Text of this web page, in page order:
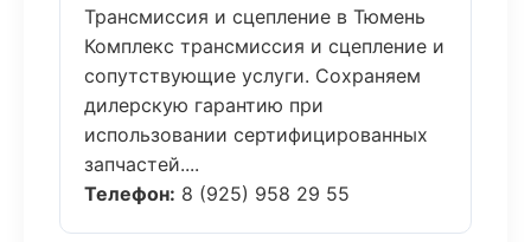
Трансмиссия и сцепление в Тюмень
Комплекс трансмиссия и сцепление и
сопутствующие услуги. Сохраняем
дилерскую гарантию при
использовании сертифицированных
запчастей....
Телефон: 8 (925) 958 29 55